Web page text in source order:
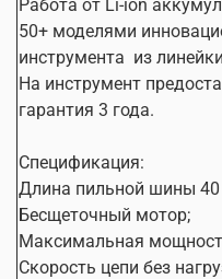
Габариты
Длина x Ширина x
Высота (коробки)
Вес устройства
Страна
происхождения
Производство
Гарантия
Работа от Li-ion
50+ моделями
инструмента из
На инструмент
гарантия 3 года.
Спецификация:
Длина пильной шины 40
Бесщеточный мотор;
Максимальная
Скорость цепи без